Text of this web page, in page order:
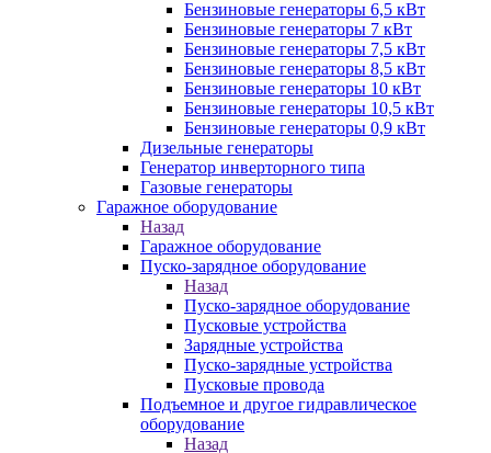
Бензиновые генераторы 6,5 кВт
Бензиновые генераторы 7 кВт
Бензиновые генераторы 7,5 кВт
Бензиновые генераторы 8,5 кВт
Бензиновые генераторы 10 кВт
Бензиновые генераторы 10,5 кВт
Бензиновые генераторы 0,9 кВт
Дизельные генераторы
Генератор инверторного типа
Газовые генераторы
Гаражное оборудование
Назад
Гаражное оборудование
Пуско-зарядное оборудование
Назад
Пуско-зарядное оборудование
Пусковые устройства
Зарядные устройства
Пуско-зарядные устройства
Пусковые провода
Подъемное и другое гидравлическое
оборудование
Назад